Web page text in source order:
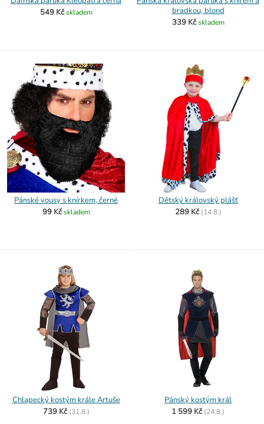
549 Kč skladem
bradkou, blond
339 Kč skladem
Pánské vousy s knírkem, černé
99 Kč skladem
Dětský královský plášť
289 Kč (14.8.)
Chlapecký kostým krále Artuše
739 Kč (31.8.)
Pánský kostým král
1 599 Kč (24.8.)